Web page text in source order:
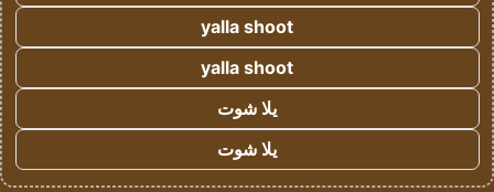
yalla shoot
yalla shoot
يلا شوت
يلا شوت